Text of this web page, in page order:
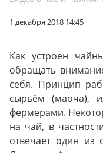
1 декабря 2018 14:45
Как устроен
обращать
себя. Принцип
сырьём (маоча),
фермерами.
на чай, в
отвечает один из